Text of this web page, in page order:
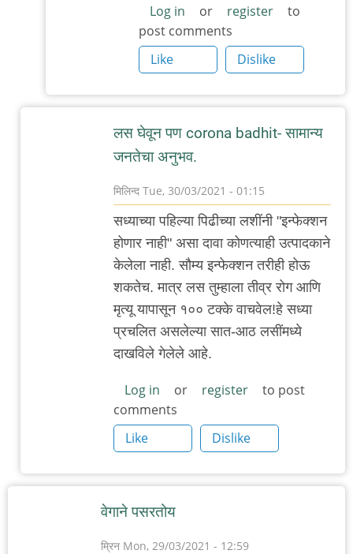
पसरविणार
by
Rajesh188
Log in or register
to
post comments
Like
Dislike
लस घेवून पण corona badhit- सामान्य
जनतेचा अनुभव.
मिलिन्द Tue, 30/03/2021 - 01:15
reply
to
जगाच्या
पहिल्याच
वेळी
Rajesh188
सध्याच्या पहिल्या पिढीच्या लशींनी "इन्फेक्शन
होणार नाही" असा दावा कोणत्याही उत्पादकाने
केलेला नाही. सौम्य इन्फेक्शन तरीही होऊ
शकतेच. मात्र लस तुम्हाला तीव्र रोग आणि
मृत्यू यापासून १०० टक्के वाचवेल!हे सध्या
प्रचलित असलेल्या सात-आठ लसींमध्ये
दाखविले गेलेले आहे.
Log in or register
to post
comments
Like
Dislike
वेगाने पसरतोय
म्रिन Mon, 29/03/2021 - 12:59